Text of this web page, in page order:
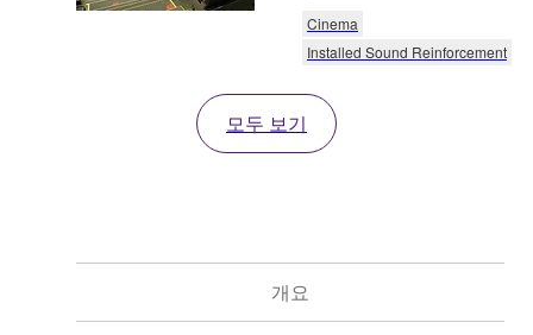
Cinema
Installed Sound Reinforcement
모두 보기
개요